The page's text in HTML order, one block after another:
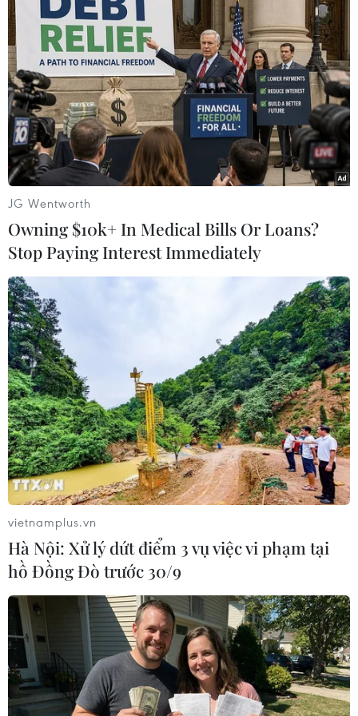
nước này cho thể chi trả cho mọi hoạt động cần
thanh toán khi đến hạn - điều cần làm để bảo
vệ nền kinh tế và thị trường tài chính Mỹ./.
(TTXVN/Vietnam+)
#Evergrande #kinh tế Trung Quốc
#vỡ nợ
#kinh tế Mỹ
#chứng khoán Anh Đức
Mỹ
Pháp
Trung Quốc
Theo dõi VietnamPlus
TIN LIÊN QUAN
JG Wentworth
Owning $10k+ In Medical Bills Or Loans?
Stop Paying Interest Immediately
vietnamplus.vn
Hà Nội: Xử lý dứt điểm 3 vụ việc vi phạm tại
hồ Đồng Đò trước 30/9